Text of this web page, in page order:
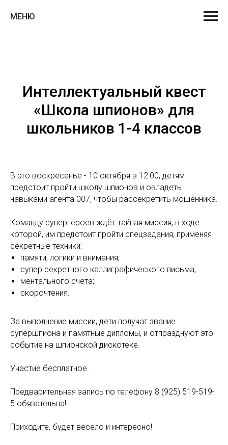
МЕНЮ
Интеллектуальный квест
«Школа шпионов» для
школьников 1-4 классов
В это воскресенье - 10 октября в 12:00, детям
предстоит пройти школу шпионов и овладеть
навыками агента 007, чтобы рассекретить мошенника.
Команду супергероев ждёт тайная миссия, в ходе
которой, им предстоит пройти спецзадания, применяя
секретные техники:
памяти, логики и внимания;
супер секретного каллиграфического письма;
ментального счета;
скорочтения.
За выполнение миссии, дети получат звание
супершпиона и памятные дипломы, и отпразднуют это
событие на шпионской дискотеке.
Участие бесплатное.
Предварительная запись по телефону 8 (925) 519-519-
5 обязательна!
Приходите, будет весело и интересно!